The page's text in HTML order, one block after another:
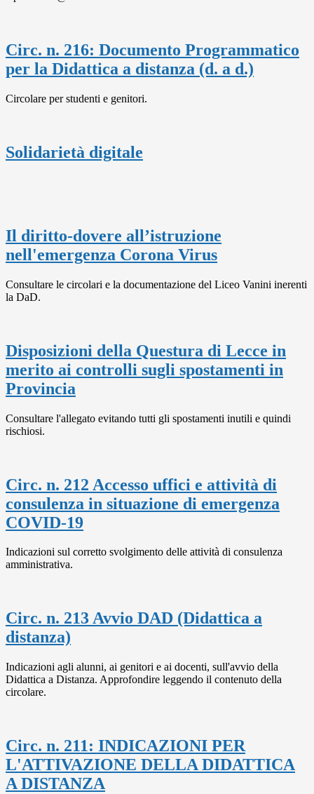
Circ. n. 216: Documento Programmatico
per la Didattica a distanza (d. a d.)
Circolare per studenti e genitori.
Solidarietà digitale
Il diritto-dovere all’istruzione
nell'emergenza Corona Virus
Consultare le circolari e la documentazione del Liceo Vanini inerenti
la DaD.
Disposizioni della Questura di Lecce in
merito ai controlli sugli spostamenti in
Provincia
Consultare l'allegato evitando tutti gli spostamenti inutili e quindi
rischiosi.
Circ. n. 212 Accesso uffici e attività di
consulenza in situazione di emergenza
COVID-19
Indicazioni sul corretto svolgimento delle attività di consulenza
amministrativa.
Circ. n. 213 Avvio DAD (Didattica a
distanza)
Indicazioni agli alunni, ai genitori e ai docenti, sull'avvio della
Didattica a Distanza. Approfondire leggendo il contenuto della
circolare.
Circ. n. 211: INDICAZIONI PER
L'ATTIVAZIONE DELLA DIDATTICA
A DISTANZA